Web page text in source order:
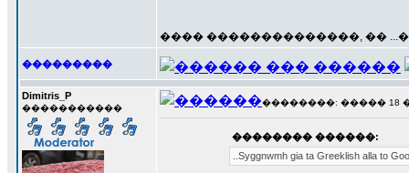
���� ��������������, ��
���������
Dimitris_P
�����������
��������: ����� 18 ���
�������� ������:
..Syggnwmh gia ta Greeklish alla to